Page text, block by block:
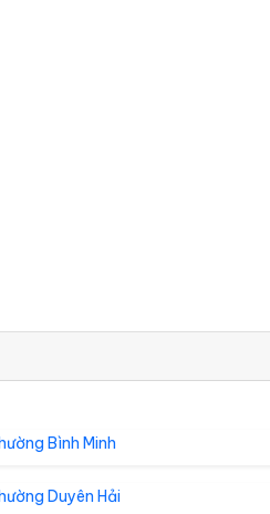
Bình Minh
Duyên Hải